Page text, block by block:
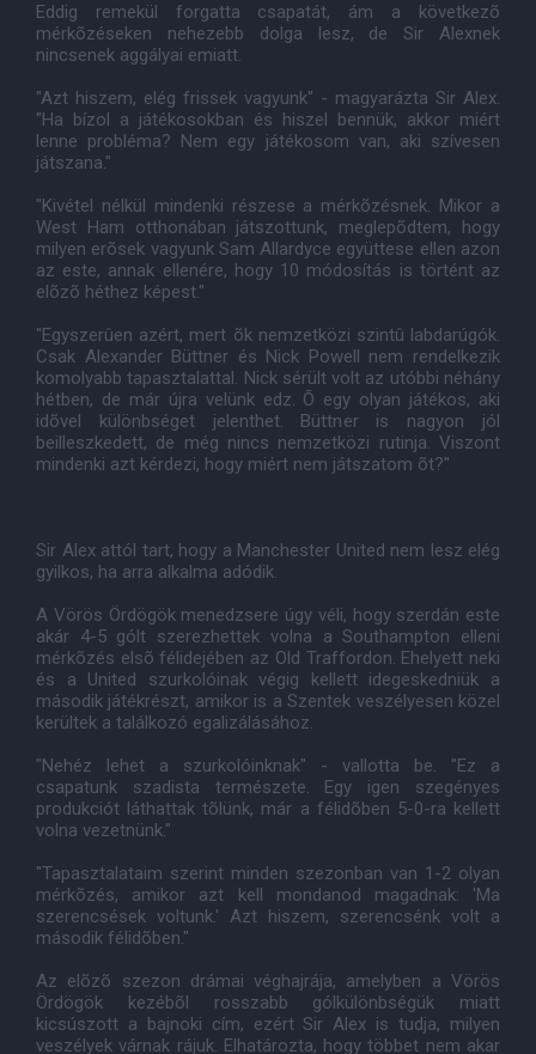
Eddig remekül forgatta csapatát, ám a következõ
mérkõzéseken nehezebb dolga lesz, de Sir Alexnek
nincsenek aggályai emiatt.
"Azt hiszem, elég frissek vagyunk" - magyarázta Sir Alex.
"Ha bízol a játékosokban és hiszel bennük, akkor miért
lenne probléma? Nem egy játékosom van, aki szívesen
játszana."
"Kivétel nélkül mindenki részese a mérkõzésnek. Mikor a
West Ham otthonában játszottunk, meglepõdtem, hogy
milyen erõsek vagyunk Sam Allardyce együttese ellen azon
az este, annak ellenére, hogy 10 módosítás is történt az
elõzõ héthez képest."
"Egyszerûen azért, mert õk nemzetközi szintû labdarúgók.
Csak Alexander Büttner és Nick Powell nem rendelkezik
komolyabb tapasztalattal. Nick sérült volt az utóbbi néhány
hétben, de már újra velünk edz. Õ egy olyan játékos, aki
idõvel különbséget jelenthet. Büttner is nagyon jól
beilleszkedett, de még nincs nemzetközi rutinja. Viszont
mindenki azt kérdezi, hogy miért nem játszatom õt?"
Sir Alex attól tart, hogy a Manchester United nem lesz elég
gyilkos, ha arra alkalma adódik.
A Vörös Ördögök menedzsere úgy véli, hogy szerdán este
akár 4-5 gólt szerezhettek volna a Southampton elleni
mérkõzés elsõ félidejében az Old Traffordon. Ehelyett neki
és a United szurkolóinak végig kellett idegeskedniük a
második játékrészt, amikor is a Szentek veszélyesen közel
kerültek a találkozó egalizálásához.
"Nehéz lehet a szurkolóinknak" - vallotta be. "Ez a
csapatunk szadista természete. Egy igen szegényes
produkciót láthattak tõlünk, már a félidõben 5-0-ra kellett
volna vezetnünk."
"Tapasztalataim szerint minden szezonban van 1-2 olyan
mérkõzés, amikor azt kell mondanod magadnak: 'Ma
szerencsések voltunk.' Azt hiszem, szerencsénk volt a
második félidõben."
Az elõzõ szezon drámai véghajrája, amelyben a Vörös
Ördögök kezébõl rosszabb gólkülönbségük miatt
kicsúszott a bajnoki cím, ezért Sir Alex is tudja, milyen
veszélyek várnak rájuk. Elhatározta, hogy többet nem akar